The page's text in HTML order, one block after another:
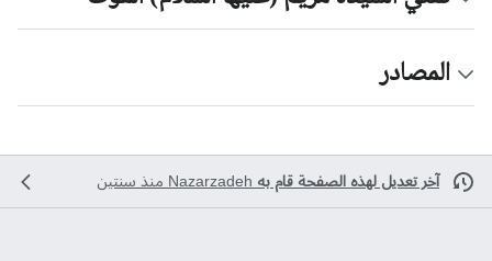
المصادر
آخر تعديل لهذه الصفحة قام بهNazarzadehمنذ سنتين